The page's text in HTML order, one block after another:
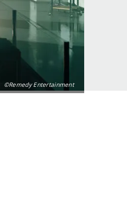
©Remedy Entertainment